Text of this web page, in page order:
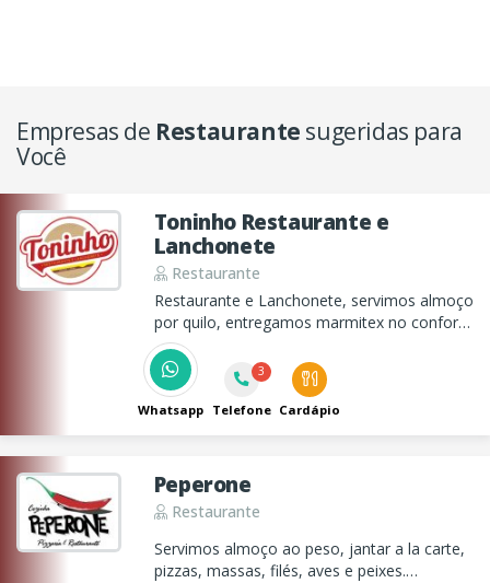
Empresas de Restaurante sugeridas para
Você
Toninho Restaurante e
Lanchonete
Restaurante
Restaurante e Lanchonete, servimos almoço
por quilo, entregamos marmitex no conforto
da sua casa, ou trabalho e também
servimos deliciosos lanches no período da
noite.
Whatsapp
3
Telefone Cardápio
Peperone
Restaurante
Servimos almoço ao peso, jantar a la carte,
pizzas, massas, filés, aves e peixes.